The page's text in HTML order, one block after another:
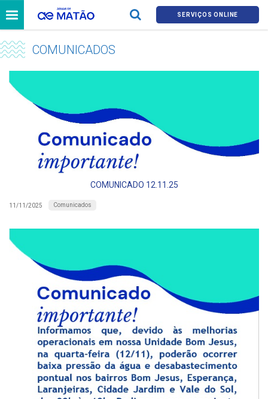
SERVIÇOS ONLINE
COMUNICADOS
COMUNICADO 12.11.25
11/11/2025 Comunicados